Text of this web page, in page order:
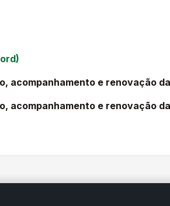
acompanhamento e renovação
acompanhamento e renovação